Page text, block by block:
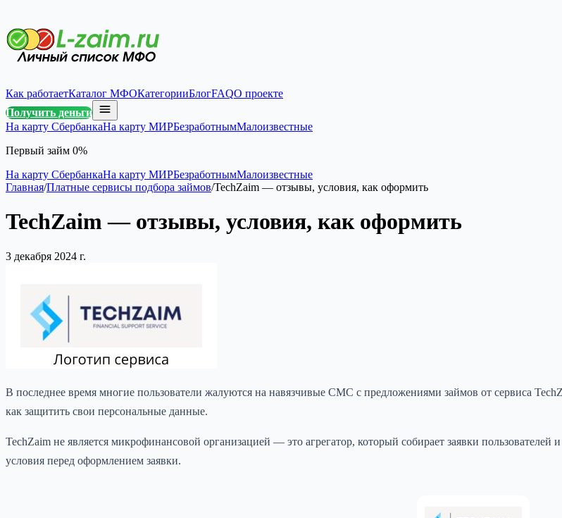
Как работаетКаталог МФОКатегорииБлогFAQО проекте
Получить деньги
На карту СбербанкаНа карту МИРБезработнымМалоизвестные
Первый займ 0%
На карту СбербанкаНа карту МИРБезработнымМалоизвестные
Главная/Платные сервисы подбора займов/TechZaim — отзывы, условия, как оформить
TechZaim — отзывы, условия, как оформить
3 декабря 2024 г.
В последнее время многие пользователи жалуются на навязчивые СМС с предложениями займов от сервиса
как защитить свои персональные данные.
TechZaim не является микрофинансовой организацией — это агрегатор, который собирает заявки
условия перед оформлением заявки.